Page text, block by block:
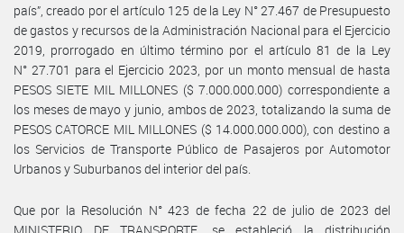
país”, creado por el artículo 125 de la Ley N° 27.467 de Presupuesto
de gastos y recursos de la Administración Nacional para el Ejercicio
2019, prorrogado en último término por el artículo 81 de la Ley
N° 27.701 para el Ejercicio 2023, por un monto mensual de hasta
PESOS SIETE MIL MILLONES ($ 7.000.000.000) correspondiente a
los meses de mayo y junio, ambos de 2023, totalizando la suma de
PESOS CATORCE MIL MILLONES ($ 14.000.000.000), con destino a
los Servicios de Transporte Público de Pasajeros por Automotor
Urbanos y Suburbanos del interior del país.
Que por la Resolución N° 423 de fecha 22 de julio de 2023 del
MINISTERIO DE TRANSPORTE, se estableció la distribución